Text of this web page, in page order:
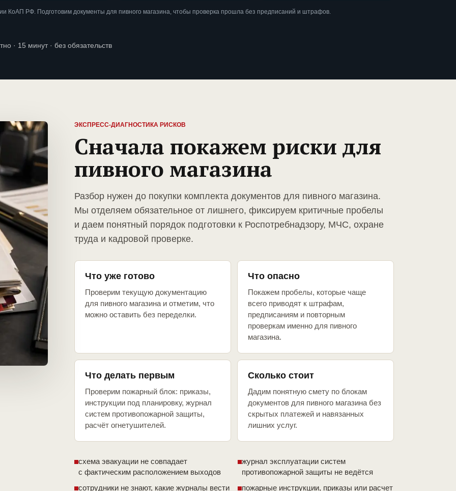
КоАП РФ. Подготовим документы для пивного магазина, чтобы проверка прошла без предписаний и штрафов.
· 15 минут · без обязательств
ЭКСПРЕСС-ДИАГНОСТИКА РИСКОВ
Сначала покажем риски для
пивного магазина
Разбор нужен до покупки комплекта документов для пивного магазина.
Мы отделяем обязательное от лишнего, фиксируем критичные пробелы
и даем понятный порядок подготовки к Роспотребнадзору, МЧС, охране
труда и кадровой проверке.
Что уже готово
Проверим текущую документацию
для пивного магазина и отметим, что
можно оставить без переделки.
Что опасно
Покажем пробелы, которые чаще
всего приводят к штрафам,
предписаниям и повторным
проверкам именно для пивного
магазина.
Что делать первым
Проверим пожарный блок: приказы,
инструкции под планировку, журнал
систем противопожарной защиты,
расчёт огнетушителей.
Сколько стоит
Дадим понятную смету по блокам
документов для пивного магазина без
скрытых платежей и навязанных
лишних услуг.
схема эвакуации не совпадает
с фактическим расположением выходов
журнал эксплуатации систем
противопожарной защиты не ведётся
сотрудники не знают, какие журналы вести
пожарные инструкции, приказы или расчет